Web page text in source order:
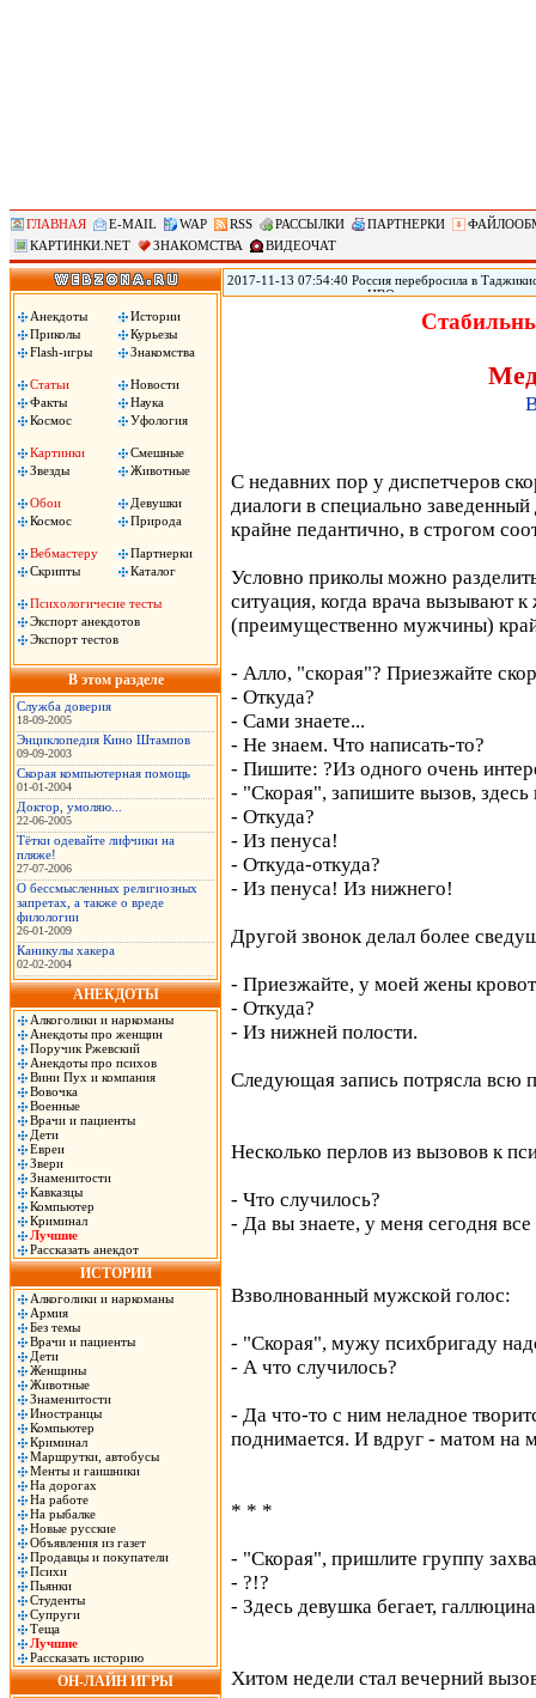
ГЛАВНАЯ E-MAIL WAP RSS РАССЫЛКИ ПАРТНЕРКИ
КАРТИНКИ.NET
ЗНАКОМСТВА ВИДЕОЧАТ
Анекдоты
Истории
Приколы
Курьезы
Flash-игры
Знакомства
Статьи
Новости
Факты
Наука
Космос
Уфология
Картинки
Смешные
Звезды
Животные
Обои
Девушки
Космос
Природа
Вебмастеру
Партнерки
Скрипты
Каталог
Психологичесие тесты
Экспорт анекдотов
Экспорт тестов
В этом разделе
Служба доверия
18-09-2005
Энциклопедия Кино Штампов
09-09-2003
Скорая компьютерная помощь
01-01-2004
Доктор, умоляю...
22-06-2005
Тётки одевайте лифчики на
пляже!
27-07-2006
О бессмысленных религиозных
запретах, а также о вреде
филологии
26-01-2009
Каникулы хакера
02-02-2004
АНЕКДОТЫ
Алкоголики и наркоманы
Анекдоты про женщин
Поручик Ржевский
Анекдоты про психов
Вини Пух и компания
Вовочка
Военные
Врачи и пациенты
Дети
Евреи
Звери
Знаменитости
Кавказцы
Компьютер
Криминал
Лучшие
Рассказать анекдот
ИСТОРИИ
Алкоголики и наркоманы
Армия
Без темы
Врачи и пациенты
Дети
Женщины
Животные
Знаменитости
Иностранцы
Компьютер
Криминал
Маршрутки, автобусы
Менты и гаишники
На дорогах
На работе
На рыбалке
Новые русские
Объявления из газет
Продавцы и покупатели
Психи
Пьянки
Студенты
Супруги
Теща
Лучшие
Рассказать историю
ОН-ЛАЙН ИГРЫ
2017-11-13 07:54:40 Россия перебросила в
самолетов и вертолетов ЦВО на
вертолетов Центрального военного округа
С недавних пор у диспетчеров
диалоги в специально
крайне педантично, в строгом
Условно приколы можно
ситуация, когда врача вызывают
(преимущественно мужчины)
- Алло, "скорая"? Приезжайте
- Откуда?
- Сами знаете...
- Не знаем. Что написать-то?
- Пишите: ?Из одного очень
- "Скорая", запишите вызов, здесь
- Откуда?
- Из пенуса!
- Откуда-откуда?
- Из пенуса! Из нижнего!
Другой звонок делал более
- Приезжайте, у моей жены
- Откуда?
- Из нижней полости.
Следующая запись потрясла всю
Несколько перлов из вызовов к
- Что случилось?
- Да вы знаете, у меня сегодня
Взволнованный мужской голос:
- "Скорая", мужу психбригаду
- А что случилось?
- Да что-то с ним неладное
поднимается. И вдруг - матом на
* * *
- "Скорая", пришлите группу
- ?!?
- Здесь девушка бегает,
Хитом недели стал вечерний